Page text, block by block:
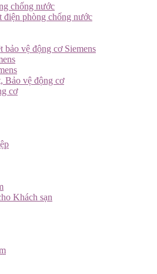
chống nước
điện phòng chống nước
bảo vệ động cơ Siemens
Bảo vệ động cơ
cơ
Khách sạn